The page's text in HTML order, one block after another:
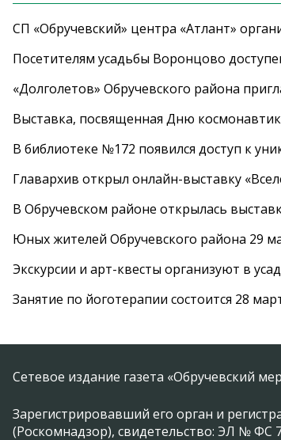
СП «Обручевский» центра «Атлант»
Посетителям усадьбы Воронцово
«Долголетов» Обручевского района
Выставка, посвященная Дню
В библиотеке №172 появился доступ к
Главархив открыл онлайн-выставку
В Обручевском районе открылась
Юных жителей Обручевского района 29
Экскурсии и арт-квесты организуют в
Занятие по йоготерапии состоится 28
Сетевое издание газета «Обручевский
Зарегистрировавший его орган и
(Роскомнадзор), свидетельство: ЭЛ № ФС